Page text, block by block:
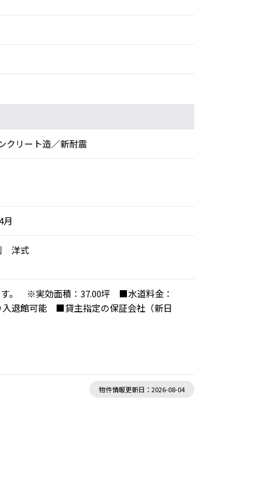
クリート造／新耐震
月
洋式
す。 ※実効面積：37.00坪 ■水道料金：
退館可能 ■貸主指定の保証会社（新日
物件情報更新日：2026-08-04